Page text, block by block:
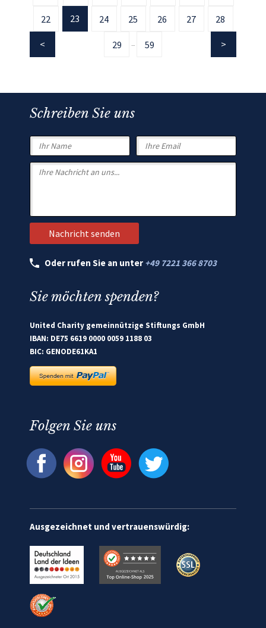
22 23 24 25 26 27 28
29 ... 59
Schreiben Sie uns
Oder rufen Sie an unter +49 7221 366 8703
Sie möchten spenden?
United Charity gemeinnützige Stiftungs GmbH
IBAN: DE75 6619 0000 0059 1188 03
BIC: GENODE61KA1
Folgen Sie uns
Ausgezeichnet und vertrauenswürdig: